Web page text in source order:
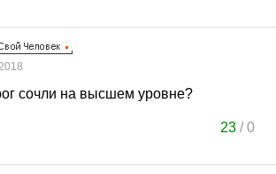
сочли на высшем уровне?
23 /0